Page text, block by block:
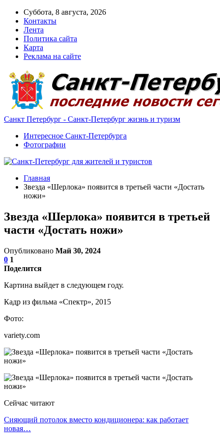
Суббота, 8 августа, 2026
Контакты
Лента
Политика сайта
Карта
Реклама на сайте
Санкт Петербург - Санкт-Петербург жизнь и туризм
Интересное Санкт-Петербурга
Фотографии
Главная
Звезда «Шерлока» появится в третьей части «Достать
ножи»
Звезда «Шерлока» появится в третьей
части «Достать ножи»
Опубликовано Май 30, 2024
0 1
Поделится
Картина выйдет в следующем году.
Кадр из фильма «Спектр», 2015
Фото:
variety.com
Сейчас читают
Сияющий потолок вместо кондиционера: как работает
новая…